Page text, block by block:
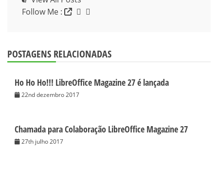
Follow Me :
POSTAGENS RELACIONADAS
Ho Ho Ho!!! LibreOffice Magazine 27 é lançada
22nd dezembro 2017
Chamada para Colaboração LibreOffice Magazine 27
27th julho 2017